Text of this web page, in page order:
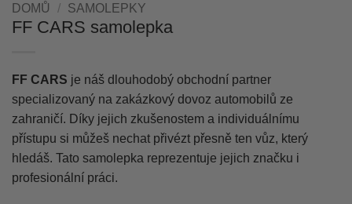
DOMŮ / SAMOLEPKY
FF CARS samolepka
FF CARS je náš dlouhodobý obchodní partner
specializovaný na zakázkový dovoz automobilů ze
zahraničí. Díky jejich zkušenostem a individuálnímu
přístupu si můžeš nechat přivézt přesně ten vůz, který
hledáš. Tato samolepka reprezentuje jejich značku i
profesionální práci.